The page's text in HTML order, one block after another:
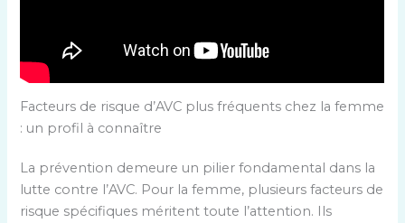
Facteurs de risque d’AVC plus fréquents chez la femme
: un profil à connaître
La prévention demeure un pilier fondamental dans la
lutte contre l’AVC. Pour la femme, plusieurs facteurs de
risque spécifiques méritent toute l’attention. Ils